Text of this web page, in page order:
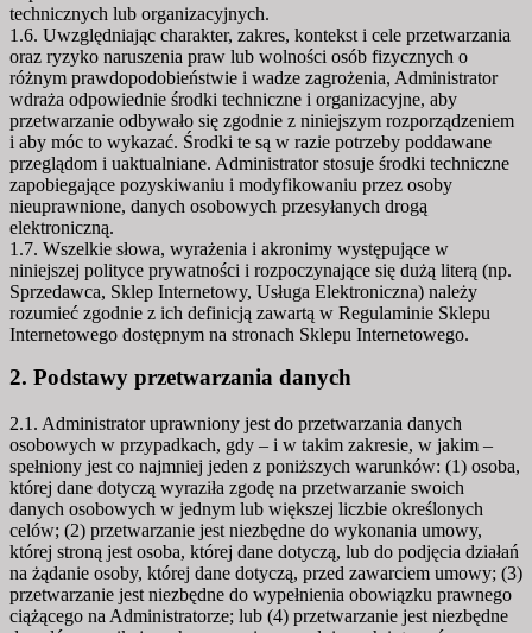
technicznych lub organizacyjnych.
1.6. Uwzględniając charakter, zakres, kontekst i cele przetwarzania
oraz ryzyko naruszenia praw lub wolności osób fizycznych o
różnym prawdopodobieństwie i wadze zagrożenia, Administrator
wdraża odpowiednie środki techniczne i organizacyjne, aby
przetwarzanie odbywało się zgodnie z niniejszym rozporządzeniem
i aby móc to wykazać. Środki te są w razie potrzeby poddawane
przeglądom i uaktualniane. Administrator stosuje środki techniczne
zapobiegające pozyskiwaniu i modyfikowaniu przez osoby
nieuprawnione, danych osobowych przesyłanych drogą
elektroniczną.
1.7. Wszelkie słowa, wyrażenia i akronimy występujące w
niniejszej polityce prywatności i rozpoczynające się dużą literą (np.
Sprzedawca, Sklep Internetowy, Usługa Elektroniczna) należy
rozumieć zgodnie z ich definicją zawartą w Regulaminie Sklepu
Internetowego dostępnym na stronach Sklepu Internetowego.
2. Podstawy przetwarzania danych
2.1. Administrator uprawniony jest do przetwarzania danych
osobowych w przypadkach, gdy – i w takim zakresie, w jakim –
spełniony jest co najmniej jeden z poniższych warunków: (1) osoba,
której dane dotyczą wyraziła zgodę na przetwarzanie swoich
danych osobowych w jednym lub większej liczbie określonych
celów; (2) przetwarzanie jest niezbędne do wykonania umowy,
której stroną jest osoba, której dane dotyczą, lub do podjęcia działań
na żądanie osoby, której dane dotyczą, przed zawarciem umowy; (3)
przetwarzanie jest niezbędne do wypełnienia obowiązku prawnego
ciążącego na Administratorze; lub (4) przetwarzanie jest niezbędne